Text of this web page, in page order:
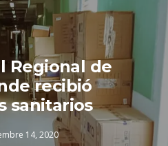
Regional de
recibió
sanitarios
14, 2020